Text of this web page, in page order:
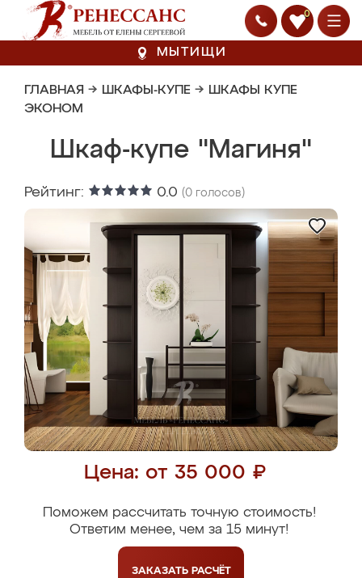
0
МЫТИЩИ
ГЛАВНАЯ → ШКАФЫ-КУПЕ → ШКАФЫ КУПЕ
ЭКОНОМ
Шкаф-купе "Магиня"
Рейтинг: 0.0 (0 голосов)
Цена: от 35 000 ₽
Поможем рассчитать точную стоимость!
Ответим менее, чем за 15 минут!
ЗАКАЗАТЬ РАСЧЁТ